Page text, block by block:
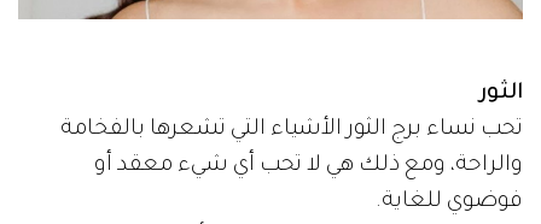
الثور
تحب نساء برج الثور الأشياء التي تشعرها بالفخامة
والراحة، ومع ذلك هي لا تحب أي شيء معقد أو
فوضوي للغاية.